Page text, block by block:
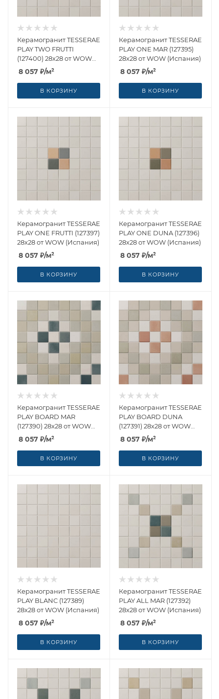
Керамогранит TESSERAE
PLAY TWO FRUTTI
(127400) 28x28 от WOW
(Испания)
8 057 ₽/м²
В КОРЗИНУ
Керамогранит TESSERAE
PLAY ONE MAR (127395)
28x28 от WOW (Испания)
8 057 ₽/м²
В КОРЗИНУ
Керамогранит TESSERAE
PLAY ONE FRUTTI (127397)
28x28 от WOW (Испания)
8 057 ₽/м²
В КОРЗИНУ
Керамогранит TESSERAE
PLAY ONE DUNA (127396)
28x28 от WOW (Испания)
8 057 ₽/м²
В КОРЗИНУ
Керамогранит TESSERAE
PLAY BOARD MAR
(127390) 28x28 от WOW
(Испания)
8 057 ₽/м²
В КОРЗИНУ
Керамогранит TESSERAE
PLAY BOARD DUNA
(127391) 28x28 от WOW
(Испания)
8 057 ₽/м²
В КОРЗИНУ
Керамогранит TESSERAE
PLAY BLANC (127389)
28x28 от WOW (Испания)
8 057 ₽/м²
В КОРЗИНУ
Керамогранит TESSERAE
PLAY ALL MAR (127392)
28x28 от WOW (Испания)
8 057 ₽/м²
В КОРЗИНУ